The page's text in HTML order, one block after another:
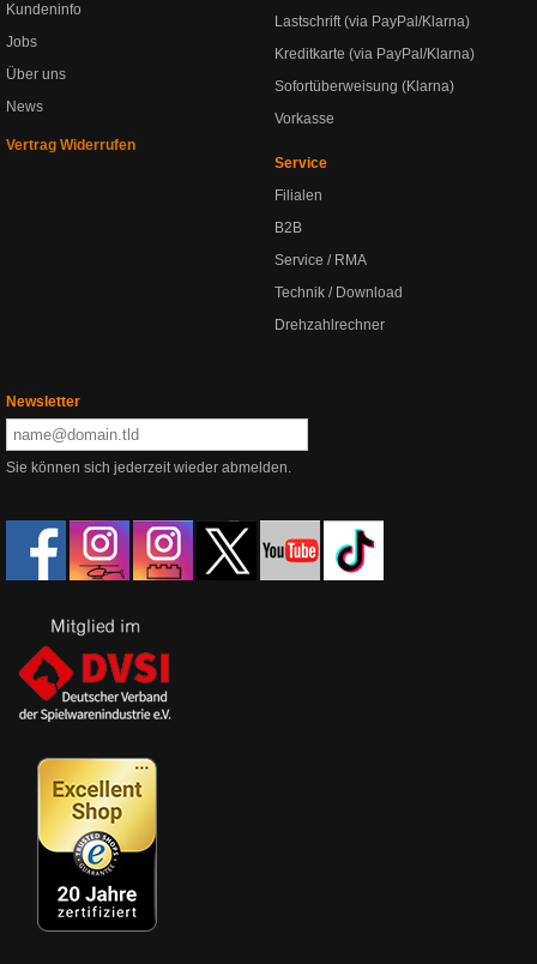
Kundeninfo
Jobs
Über uns
News
Vertrag Widerrufen
Lastschrift (via PayPal/Klarna)
Kreditkarte (via PayPal/Klarna)
Sofortüberweisung (Klarna)
Vorkasse
Service
Filialen
B2B
Service / RMA
Technik / Download
Drehzahlrechner
Newsletter
Sie können sich jederzeit wieder abmelden.